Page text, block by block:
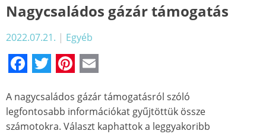
Nagycsaládos gázár támogatás
2022.07.21. | Egyéb
Facebook
TwitterPinterest
A nagycsaládos gázár támogatásról szóló
legfontosabb információkat gyűjtöttük össze
számotokra. Választ kaphattok a leggyakoribb